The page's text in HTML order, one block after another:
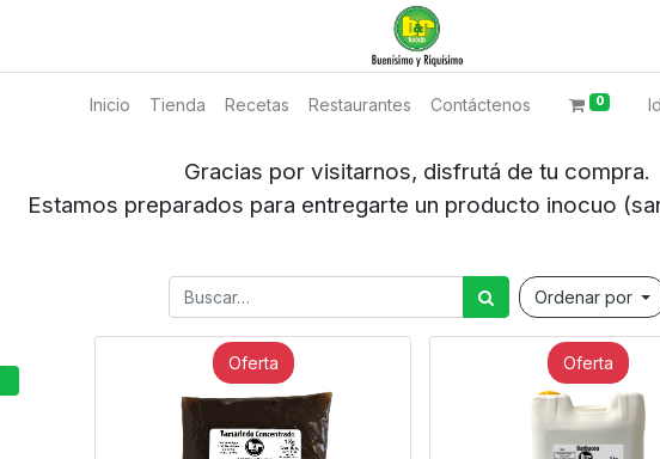
Inicio Tienda Recetas Restaurantes Contáctenos 0
Gracias por visitarnos, disfrutá de tu compra.
para entregarte un producto inocuo (sano) y
Ordenar por
Oferta Oferta